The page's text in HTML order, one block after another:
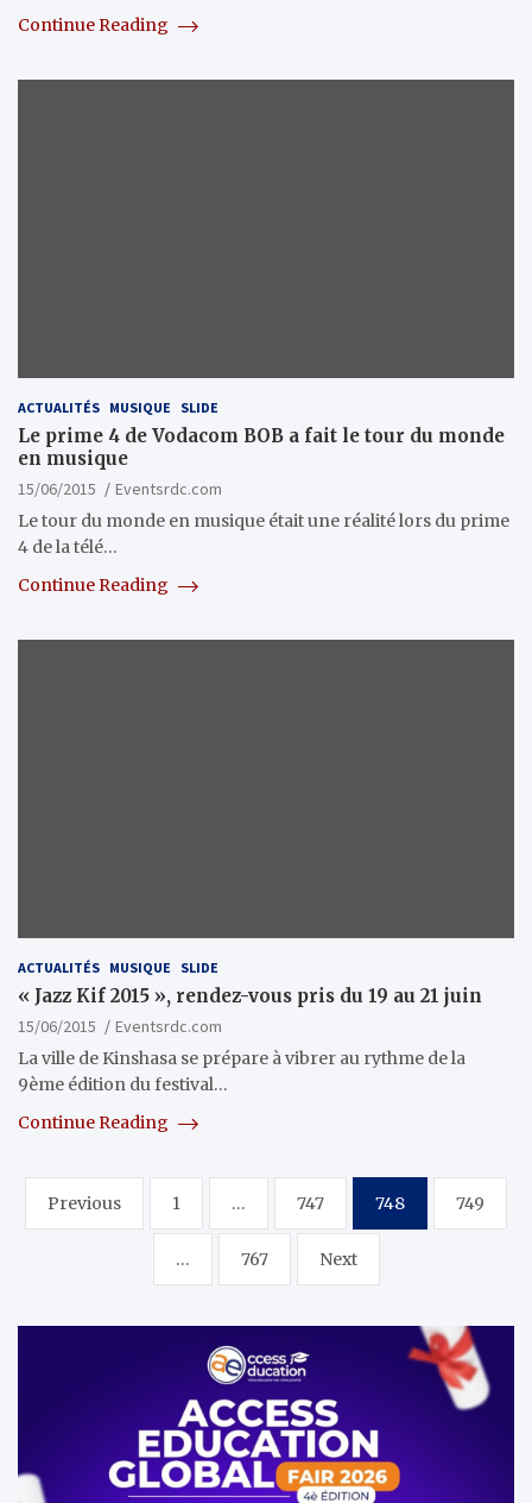
Continue Reading
ACTUALITÉS MUSIQUE SLIDE
Le prime 4 de Vodacom BOB a fait le tour du monde
en musique
15/06/2015
Eventsrdc.com
Le tour du monde en musique était une réalité lors du prime
4 de la télé…
Continue Reading
ACTUALITÉS MUSIQUE SLIDE
« Jazz Kif 2015 », rendez-vous pris du 19 au 21 juin
15/06/2015
Eventsrdc.com
La ville de Kinshasa se prépare à vibrer au rythme de la
9ème édition du festival…
Continue Reading
Pagination
des
publications
Previous 1 … 747 748 749
… 767 Next